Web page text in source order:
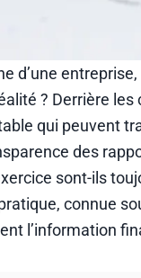
d’une
? Derrière
qui peuvent
des
sont-ils
connue
l’information